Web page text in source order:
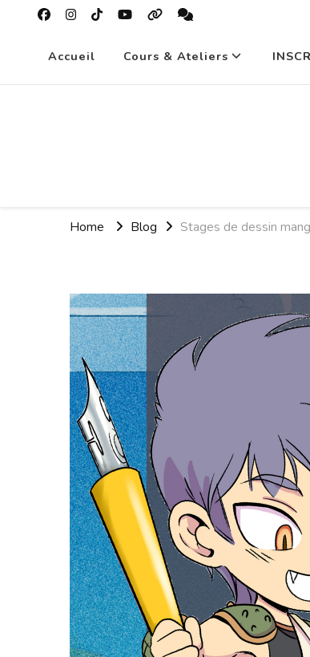
Accueil Cours & Ateliers
Home Blog Stages de dessin